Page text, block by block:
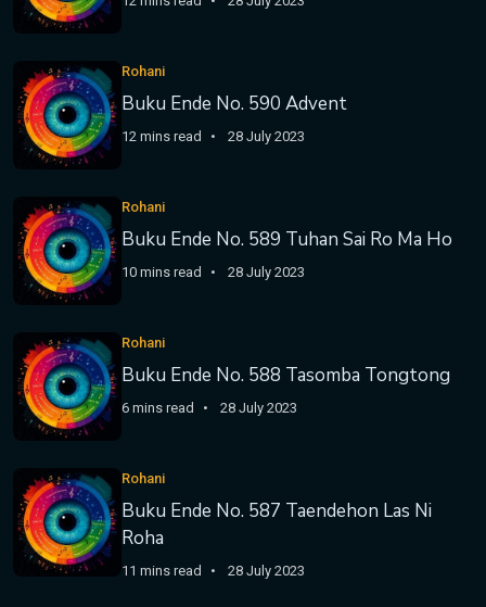
Rohani
Buku Ende No. 590 Advent
12 mins read 28 July 2023
Rohani
Buku Ende No. 589 Tuhan Sai Ro Ma Ho
10 mins read 28 July 2023
Rohani
Buku Ende No. 588 Tasomba Tongtong
6 mins read 28 July 2023
Rohani
Buku Ende No. 587 Taendehon Las Ni
Roha
11 mins read 28 July 2023